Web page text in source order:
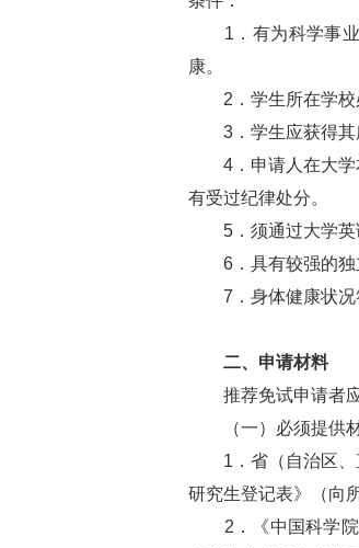
1．有为科学事业
康。
2．学生所在学校必
3．学生应获得其所
4．申请人在大学
有受过纪律处分。
5．须通过大学英语
6．具有较强的独
7．身体健康状况
二、申请材料
推荐免试申请者应
（一）必须提供
1．省（自治区、
研究生登记表》（向
2．《中国科学院